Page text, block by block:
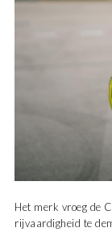
Het merk vroeg de
rijvaardigheid te